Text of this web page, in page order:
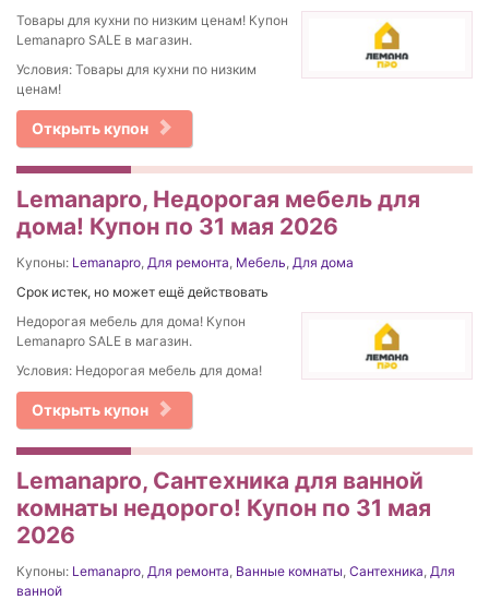
Товары для кухни по низким ценам! Купон
Lemanapro SALE в магазин.
Условия: Товары для кухни по низким
ценам!
Открыть купон
Lemanapro, Недорогая мебель для
дома! Купон по 31 мая 2026
Купоны: Lemanapro, Для ремонта, Мебель, Для дома
Срок истек, но может ещё действовать
Недорогая мебель для дома! Купон
Lemanapro SALE в магазин.
Условия: Недорогая мебель для дома!
Открыть купон
Lemanapro, Сантехника для ванной
комнаты недорого! Купон по 31 мая
2026
Купоны: Lemanapro, Для ремонта, Ванные комнаты, Сантехника, Для
ванной